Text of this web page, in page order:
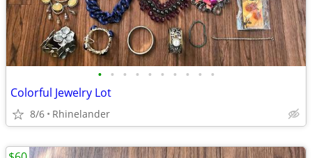
• • • • • • • • • •
Colorful Jewelry Lot
8/6 Rhinelander